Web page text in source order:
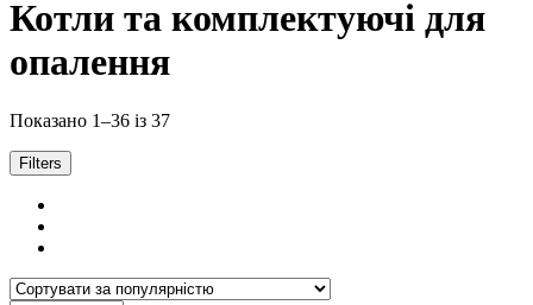
Котли та комплектуючі для
опалення
Показано 1–36 із 37Відсортовано
Filters